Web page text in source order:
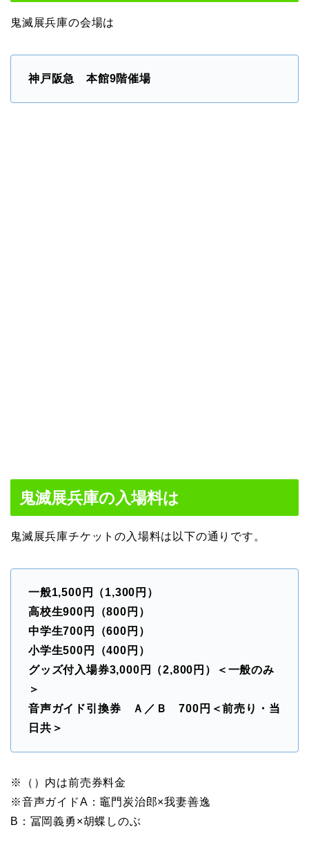
鬼滅展兵庫の会場は
神戸阪急 本館9階催場
鬼滅展兵庫の入場料は
鬼滅展兵庫チケットの入場料は以下の通りです。
一般1,500円（1,300円）
高校生900円（800円）
中学生700円（600円）
小学生500円（400円）
グッズ付入場券3,000円（2,800円）＜一般のみ
＞
音声ガイド引換券 Ａ／Ｂ 700円＜前売り・当
日共＞
※（）内は前売券料金
※音声ガイドA：竈門炭治郎×我妻善逸
B：冨岡義勇×胡蝶しのぶ